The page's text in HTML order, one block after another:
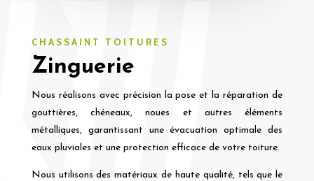
CHASSAINT TOITURES
Zinguerie
Nous réalisons avec précision la pose et la réparation de
gouttières, chéneaux, noues et autres éléments
métalliques, garantissant une évacuation optimale des
eaux pluviales et une protection efficace de votre toiture.
Nous utilisons des matériaux de haute qualité, tels que le